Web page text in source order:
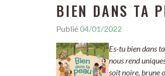
BIEN DANS TA
Publié04/01/2022
Es-tu bien dans
nous rend
soit noire, brune